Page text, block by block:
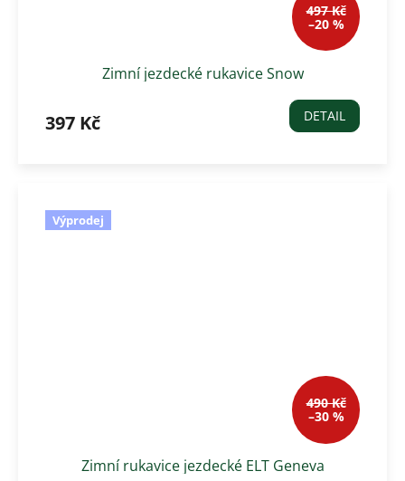
497 Kč
–20 %
Zimní jezdecké rukavice Snow
397 Kč DETAIL
Výprodej
490 Kč
–30 %
Zimní rukavice jezdecké ELT Geneva